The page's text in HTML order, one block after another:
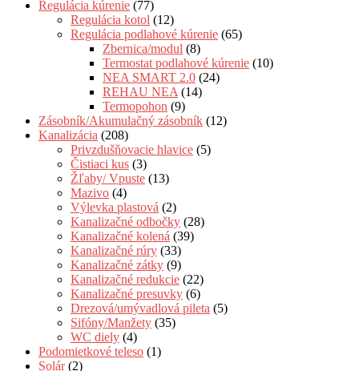
Regulácia kúrenie (77)
Regulácia kotol (12)
Regulácia podlahové kúrenie (65)
Zbernica/modul (8)
Termostat podlahové kúrenie (10)
NEA SMART 2.0 (24)
REHAU NEA (14)
Termopohon (9)
Zásobník/Akumulačný zásobník (12)
Kanalizácia (208)
Privzdušňovacie hlavice (5)
Čistiaci kus (3)
Žľaby/ Vpuste (13)
Mazivo (4)
Výlevka plastová (2)
Kanalizačné odbočky (28)
Kanalizačné kolená (39)
Kanalizačné rúry (33)
Kanalizačné zátky (9)
Kanalizačné redukcie (22)
Kanalizačné presuvky (6)
Drezová/umývadlová pileta (5)
Sifóny/Manžety (35)
WC diely (4)
Podomietkové teleso (1)
Solár (2)